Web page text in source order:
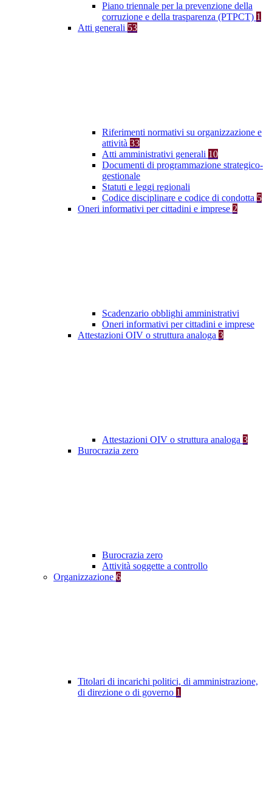
Piano triennale per la prevenzione della
corruzione e della trasparenza (PTPCT) 1
Atti generali 53
Riferimenti normativi su organizzazione e
attività 33
Atti amministrativi generali 10
Documenti di programmazione strategico-
gestionale
Statuti e leggi regionali
Codice disciplinare e codice di condotta 5
Oneri informativi per cittadini e imprese 2
Scadenzario obblighi amministrativi
Oneri informativi per cittadini e imprese
Attestazioni OIV o struttura analoga 3
Attestazioni OIV o struttura analoga 3
Burocrazia zero
Burocrazia zero
Attività soggette a controllo
Organizzazione 6
Titolari di incarichi politici, di amministrazione,
di direzione o di governo 1